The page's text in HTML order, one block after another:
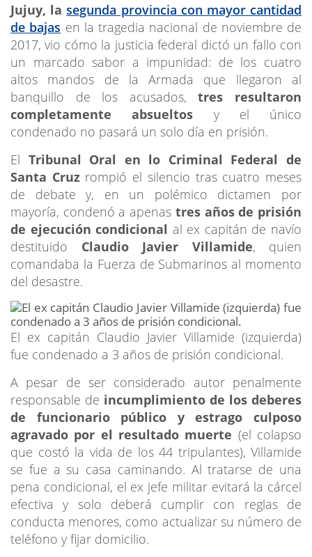
Jujuy, lasegunda provincia con mayor cantidad
de bajas en la tragedia nacional de noviembre de
2017, vio cómo la justicia federal dictó un fallo con
un marcado sabor a impunidad: de los cuatro
altos mandos de la Armada que llegaron al
banquillo de los acusados,tres resultaron
completamente absueltos y el único
condenado no pasará un solo día en prisión.
El Tribunal Oral en lo Criminal Federal de
Santa Cruzrompió el silencio tras cuatro meses
de debate y, en un polémico dictamen por
mayoría, condenó a apenas tres años de prisión
de ejecución condicional al ex capitán de navío
destituido Claudio Javier Villamide, quien
comandaba la Fuerza de Submarinos al momento
del desastre.
El ex capitán Claudio Javier Villamide (izquierda)
fue condenado a 3 años de prisión condicional.
A pesar de ser considerado autor penalmente
responsable de incumplimiento de los deberes
de funcionario público y estrago culposo
agravado por el resultado muerte (el colapso
que costó la vida de los 44 tripulantes), Villamide
se fue a su casa caminando. Al tratarse de una
pena condicional, el ex jefe militar evitará la cárcel
efectiva y solo deberá cumplir con reglas de
conducta menores, como actualizar su número de
teléfono y fijar domicilio.